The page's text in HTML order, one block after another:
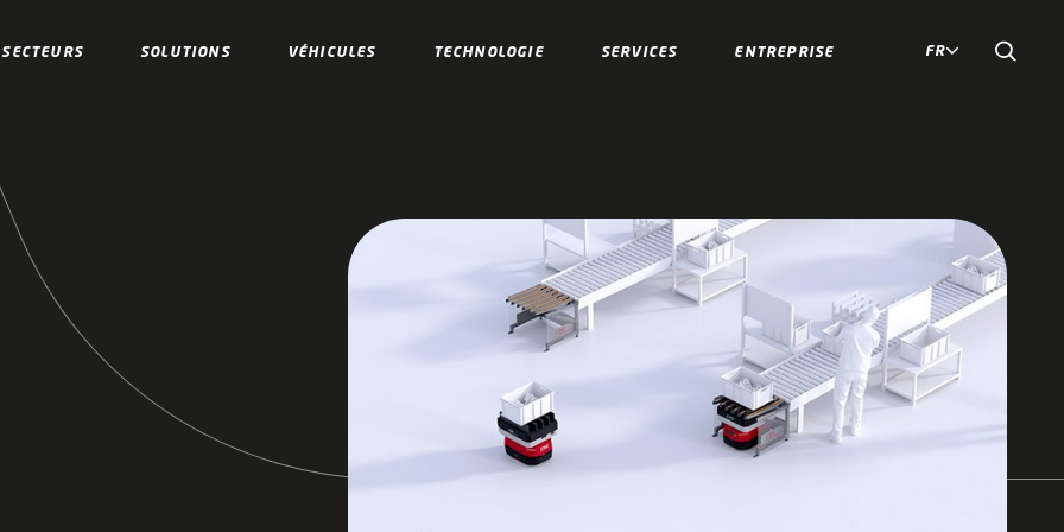
SECTEURS SOLUTIONS VÉHICULES TECHNOLOGIE SERVICES ENTREPRISE FR